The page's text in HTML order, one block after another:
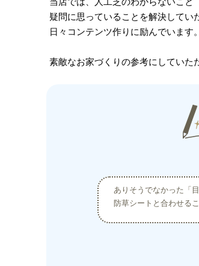
疑問に思っていることを解決してい
日々コンテンツ作りに励んでいます。
素敵なお家づくりの参考にしていた
ありそうでなかった「
防草シートと合わせる